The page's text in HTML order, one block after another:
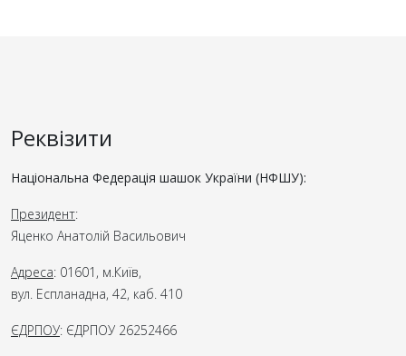
Реквізити
Національна Федерація шашок України (НФШУ):
Президент:
Яценко Анатолій Васильович
Адреса: 01601, м.Київ,
вул. Еспланадна, 42, каб. 410
ЄДРПОУ: ЄДРПОУ 26252466